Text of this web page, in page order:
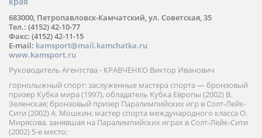
683000, Петропавловск-Камчатский, ул. Советская, 35
Тел.: (4152) 42-10-77
Факс: (4152) 42-11-15
E-mail: kamsport@mail.kamchatka.ru
www.kamsport.ru
Руководитель Агентства - КРАВЧЕНКО Виктор Иванович
горнолыжный спорт: заслуженные мастера спорта — бронзовый
призер Кубка мира (1997), обладатель Кубка Европы (2002) В.
Зеленская; бронзовый призер Паралимпийских игр в Солт-Лейк-
Сити (2002) А. Мошкин; мастер спорта международного класса О.
Мирясова, занявшая на Паралимпийских играх в Солт-Лейк-Сити
(2002) 5-е место;